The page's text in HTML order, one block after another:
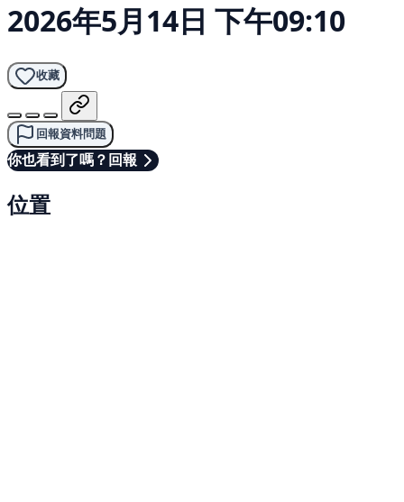
2026年5月14日 下午09:10
收藏
回報資料問題
你也看到了嗎？回報
位置